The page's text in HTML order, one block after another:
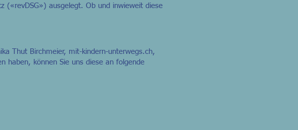
(«revDSG») ausgelegt. Ob und inwieweit diese
Thut Birchmeier, mit-kindern-unterwegs.ch,
haben, können Sie uns diese an folgende